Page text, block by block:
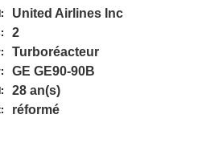
United Airlines Inc
2
Turboréacteur
GE GE90-90B
28 an(s)
réformé